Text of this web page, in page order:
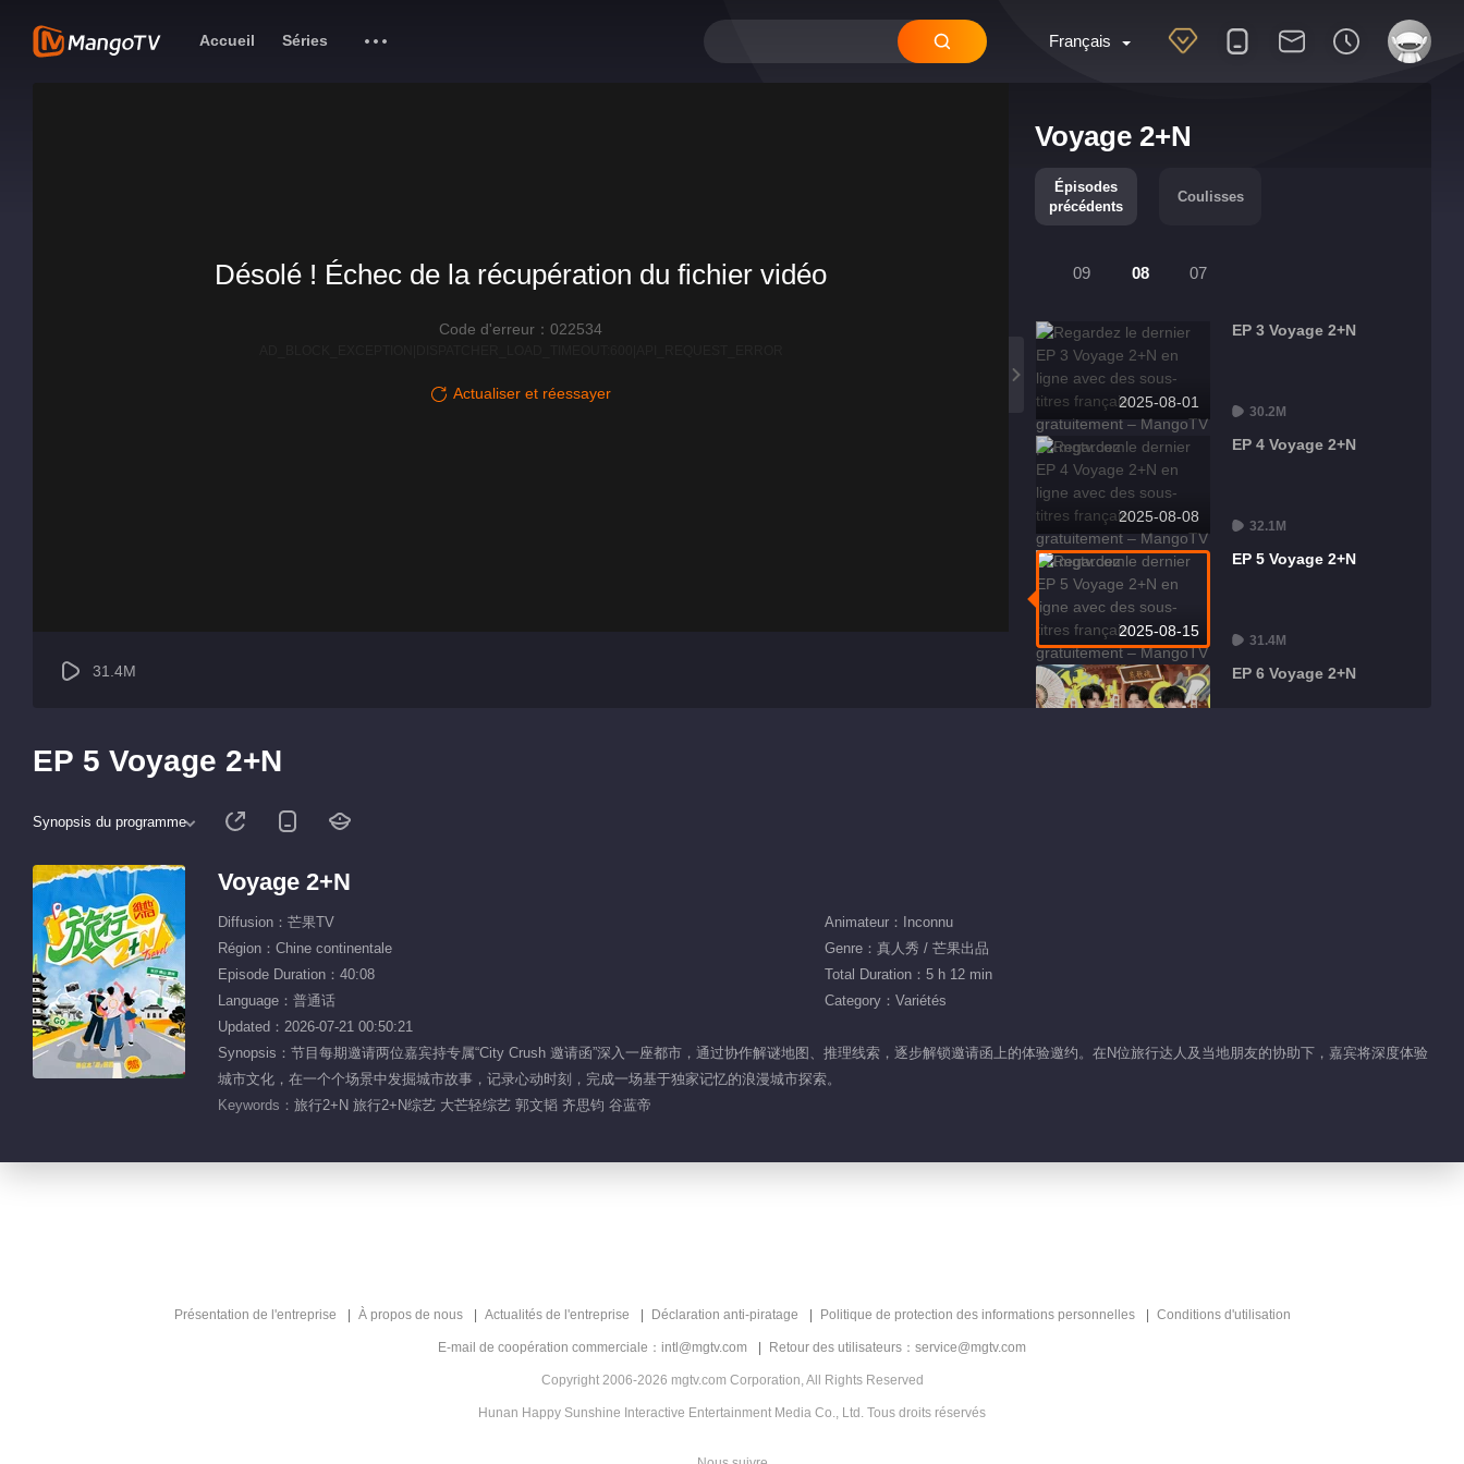
Français
Accueil Séries
Voyage 2+N
Épisodes
précédents
Coulisses
09 08 07
2025-08-01
EP 3 Voyage 2+N
30.2M
2025-08-08
EP 4 Voyage 2+N
32.1M
2025-08-15
EP 5 Voyage 2+N
31.4M
EP 6 Voyage 2+N
Désolé ! Échec de la récupération du fichier vidéo
Code d'erreur：022534
Actualiser et réessayer
31.4M
EP 5 Voyage 2+N
Synopsis du programme
Voyage 2+N
Diffusion：芒果TV
Animateur：Inconnu
Région：Chine continentale
Genre：真人秀 / 芒果出品
Episode Duration：40:08
Total Duration：5 h 12 min
Language：普通话
Category：Variétés
Updated：2026-07-21 00:50:21
Synopsis：节目每期邀请两位嘉宾持专属“City Crush 邀请函”深入一座都市，通过协作解谜地图、推理线索，逐步解锁邀请函上的体验邀约。在N位旅行达人及当地朋友的协助下，嘉宾将深度体验
城市文化，在一个个场景中发掘城市故事，记录心动时刻，完成一场基于独家记忆的浪漫城市探索。
Keywords： 旅行2+N 旅行2+N综艺 大芒轻综艺 郭文韬 齐思钧 谷蓝帝
Présentation de l'entreprise À propos de nous Actualités de l'entreprise Déclaration anti-piratage Politique de protection des informations personnelles Conditions d'utilisation
E-mail de coopération commerciale：intl@mgtv.com Retour des utilisateurs：service@mgtv.com
Copyright 2006-2026 mgtv.com Corporation, All Rights Reserved
Hunan Happy Sunshine Interactive Entertainment Media Co., Ltd. Tous droits réservés